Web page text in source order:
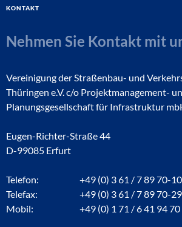
Kontakt
Nehmen Sie Kontakt mit
Vereinigung der Straßenbau- und
Thüringen e.V. c/o Projektmanagement-
Planungsgesellschaft für Infrastruktur
Eugen-Richter-Straße 44
D-99085 Erfurt
Telefon:
+49 (0) 3 61 / 7 89 70-10
Telefax:
+49 (0) 3 61 / 7 89 70-29
Mobil:
+49 (0) 1 71 / 6 41 94 70